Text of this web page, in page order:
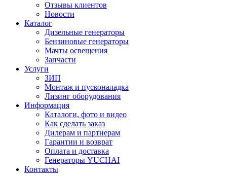
Отзывы клиентов
Новости
Каталог
Дизельные генераторы
Бензиновые генераторы
Мачты освещения
Запчасти
Услуги
ЗИП
Монтаж и пусконаладка
Лизинг оборудования
Информация
Каталоги, фото и видео
Как сделать заказ
Дилерам и партнерам
Гарантии и возврат
Оплата и доставка
Генераторы YUCHAI
Контакты